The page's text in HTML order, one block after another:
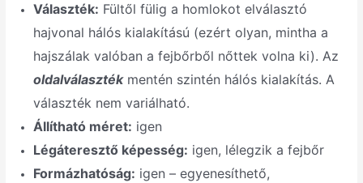
Választék: Fültől fülig a homlokot elválasztó
hajvonal hálós kialakítású (ezért olyan, mintha a
hajszálak valóban a fejbőrből nőttek volna ki). Az
oldalválasztékmentén szintén hálós kialakítás. A
választék nem variálható.
Állítható méret: igen
Légáteresztő képesség: igen, lélegzik a fejbőr
Formázhatóság: igen – egyenesíthető,